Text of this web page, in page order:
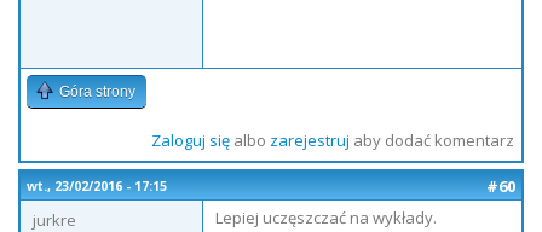
Góra strony
Zaloguj sięalbo zarejestruj aby dodać komentarz
wt., 23/02/2016 - 17:15
#60
jurkre
Lepiej uczęszczać na wykłady.